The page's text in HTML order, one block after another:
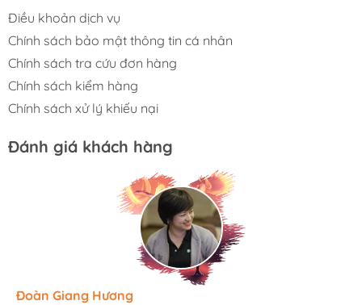
Điều khoản dịch vụ
Chính sách bảo mật thông tin cá nhân
Chính sách tra cứu đơn hàng
Chính sách kiểm hàng
Chính sách xử lý khiếu nại
Đánh giá khách hàng
Hương Suri
Đoàn Giang Hương
Ngọc Anh